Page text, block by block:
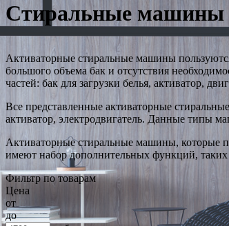
Стиральные машины
Активаторные стиральные машины
большого объема бак и отсутствия
частей: бак для загрузки белья, активатор,
Все представленные активаторные
активатор, электродвигатель. Данные типы
Активаторные стиральные машины, которые
имеют набор дополнительных функций,
Фильтр по товарам
Цена
от
до